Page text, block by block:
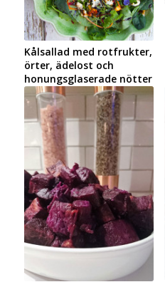
Kålsallad med rotfrukter,
örter, ädelost och
honungsglaserade nötter